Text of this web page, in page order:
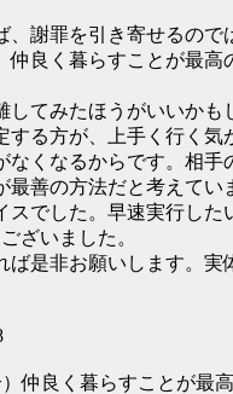
、謝罪を引き寄せるので
良く暮らすことが最高
してみたほうがいいか
する方が、上手く行く
なくなるからです。相
善の方法だと考えてい
でした。早速実行した
ざいました。
ば是非お願いします。実
仲良く暮らすことが最高